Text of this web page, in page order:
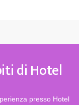
di Hotel
presso Hotel